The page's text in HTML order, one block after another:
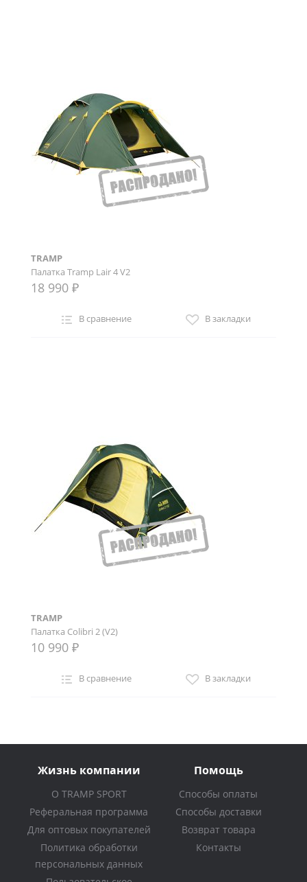
TRAMP
Палатка Tramp Lair 4 V2
18 990 ₽
В сравнение В закладки
TRAMP
Палатка Colibri 2 (V2)
10 990 ₽
В сравнение В закладки
Жизнь компании
О TRAMP SPORT
Реферальная программа
Для оптовых покупателей
Политика обработки
персональных данных
Помощь
Способы оплаты
Способы доставки
Возврат товара
Контакты